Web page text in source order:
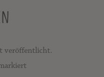
veröffentlicht.